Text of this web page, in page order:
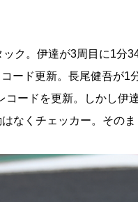
ク。伊達が3周目に1分
ード更新。長尾健吾が1
ードを更新。しかし伊
なくチェッカー。その